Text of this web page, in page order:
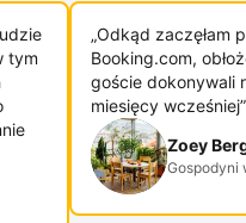
tym
„Odkąd zaczęłam
Booking.com,
goście dokonywali
miesięcy
Zoey
Gospodyni